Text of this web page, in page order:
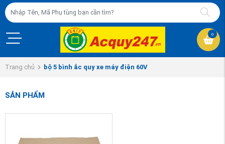
0
Trang chủ bộ 5 bình ắc quy xe máy điện 60V
SẢN PHẨM